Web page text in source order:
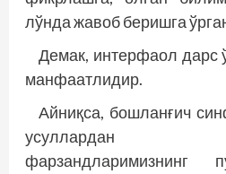
лўнда жавоб беришга
Демак, интерфаол дарс
манфаатлидир.
Айниқса, бошланғич
усуллардан